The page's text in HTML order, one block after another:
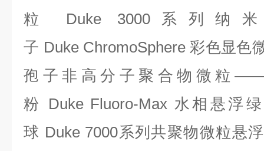
粒
Duke 3000系列纳米
子 Duke ChromoSphere彩色显色
孢子非高分子聚合物微粒
粉
Duke Fluoro-Max 水相悬浮
球 Duke 7000系列共聚物微粒悬